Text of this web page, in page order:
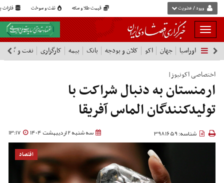
قیمت طلا و سکه نفت و سوخت فلزات ورود / عضویت
بار
و
بسته
نمودن
فهرست
اوراسیا جهان اکو کلان و بودجه بانک بیمه کارگزاری نفت و گاز
اختصاصی اکونیوز|
ارمنستان به دنبال شراکت‌ با
تولیدکنندگان الماس آفریقا
سه شنبه 2 اردیبهشت 1404 13:17 شناسه: 3981659
اقتصاد